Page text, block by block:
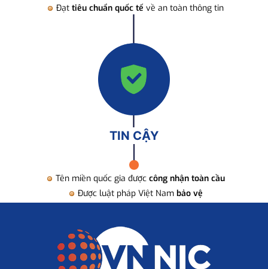
Đạt tiêu chuẩn quốc tế về an toàn thông tin
TIN CẬY
Tên miền quốc gia được công nhận toàn cầu
Được luật pháp Việt Nam bảo vệ